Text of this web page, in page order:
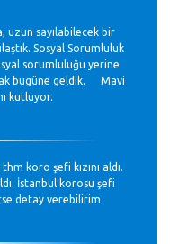
uzun sayılabilecek bir
Sosyal Sorumluluk
sorumluluğu yerine
bugüne geldik. Mavi
kutluyor.
koro şefi kızını aldı.
İstanbul korosu şefi
detay verebilirim